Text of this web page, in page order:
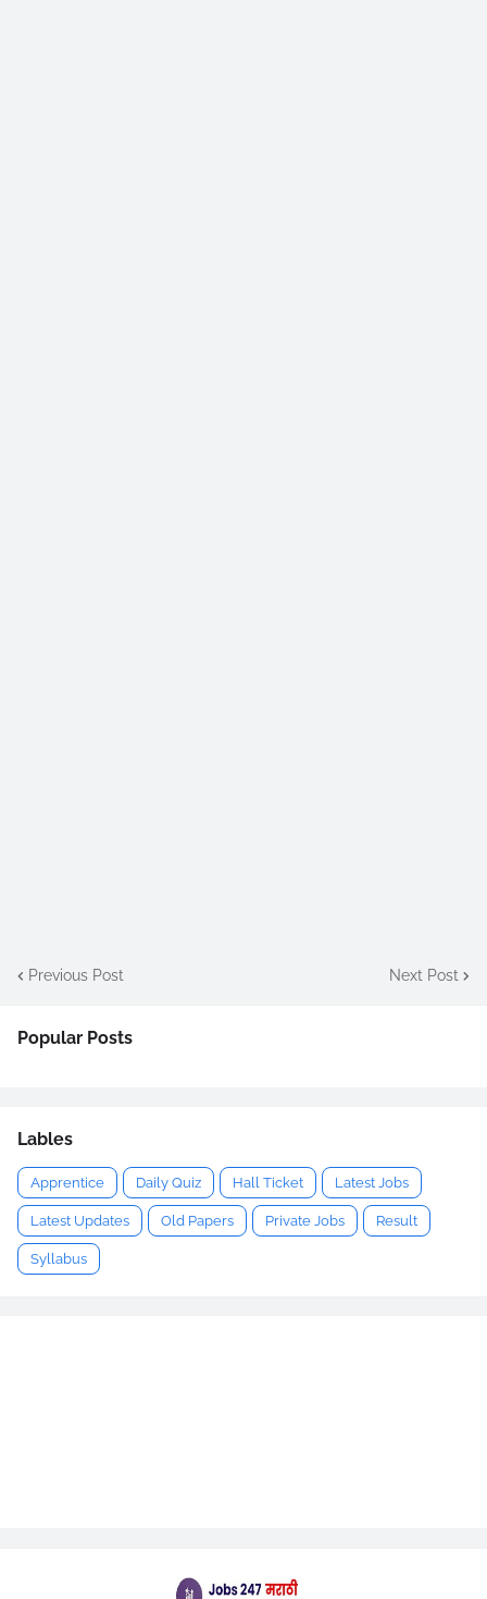
Previous Post Next Post
Popular Posts
Lables
Apprentice Daily Quiz Hall Ticket Latest Jobs
Latest Updates Old Papers Private Jobs Result
Syllabus